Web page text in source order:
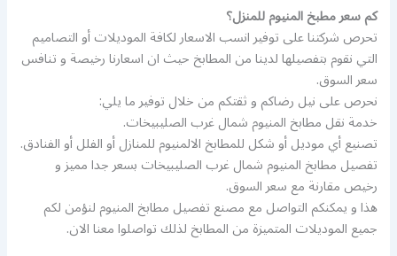
كم سعر مطبخ المنيوم للمنزل؟
تحرص شركتنا على توفير انسب الاسعار لكافة الموديلات أو التصاميم
التي نقوم بتفصيلها لدينا من المطابخ حيث ان اسعارنا رخيصة و تنافس
سعر السوق.
نحرص على نيل رضاكم و ثقتكم من خلال توفير ما يلي:
خدمة نقل مطابخ المنيوم شمال غرب الصليبيخات.
تصنيع أي موديل أو شكل للمطابخ الالمنيوم للمنازل أو الفلل أو الفنادق.
تفصيل مطابخ المنيوم شمال غرب الصليبيخات بسعر جدا مميز و
رخيص مقارنة مع سعر السوق.
هذا و يمكنكم التواصل مع مصنع تفصيل مطابخ المنيوم لنؤمن لكم
جميع الموديلات المتميزة من المطابخ لذلك تواصلوا معنا الان.